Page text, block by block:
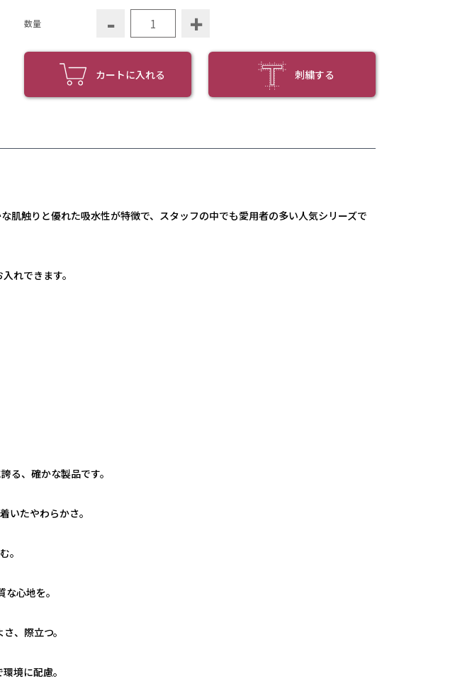
数量 - +
カートに入れる 刺繍する
触りと優れた吸水性が特徴で、スタッフの中でも愛用者の多い人気シリーズで
れできます。
る、確かな製品です。
いたやわらかさ。
。
心地を。
、際立つ。
境に配慮。